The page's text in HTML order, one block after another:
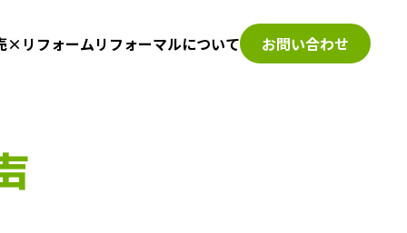
×リフォームリフォーマルについて お問い合わせ